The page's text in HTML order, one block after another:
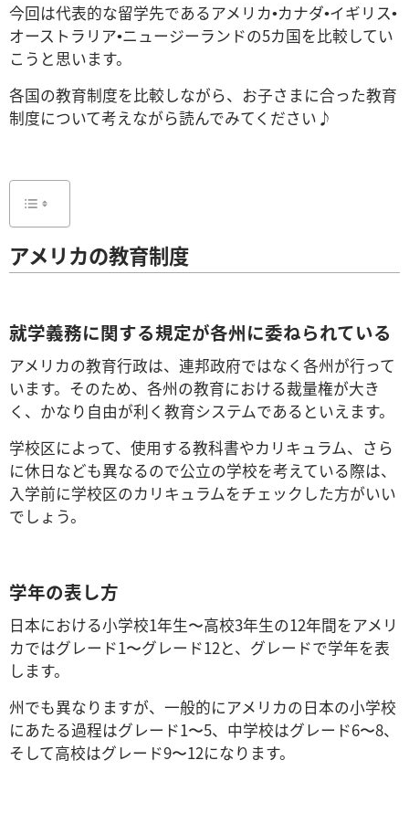
今回は代表的な留学先であるアメリカ•カナダ•イギリス•
オーストラリア•ニュージーランドの5カ国を比較してい
こうと思います。
各国の教育制度を比較しながら、お子さまに合った教育
制度について考えながら読んでみてください♪
アメリカの教育制度
就学義務に関する規定が各州に委ねられている
アメリカの教育行政は、連邦政府ではなく各州が行って
います。そのため、各州の教育における裁量権が大き
く、かなり自由が利く教育システムであるといえます。
学校区によって、使用する教科書やカリキュラム、さら
に休日なども異なるので公立の学校を考えている際は、
入学前に学校区のカリキュラムをチェックした方がいい
でしょう。
学年の表し方
日本における小学校1年生〜高校3年生の12年間をアメリ
カではグレード1〜グレード12と、グレードで学年を表
します。
州でも異なりますが、一般的にアメリカの日本の小学校
にあたる過程はグレード1〜5、中学校はグレード6〜8、
そして高校はグレード9〜12になります。